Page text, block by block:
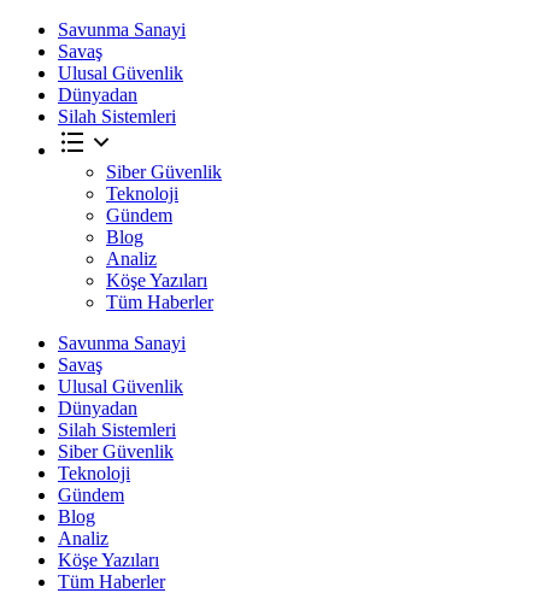
Savunma Sanayi
Savaş
Ulusal Güvenlik
Dünyadan
Silah Sistemleri
Siber Güvenlik
Teknoloji
Gündem
Blog
Analiz
Köşe Yazıları
Tüm Haberler
Savunma Sanayi
Savaş
Ulusal Güvenlik
Dünyadan
Silah Sistemleri
Siber Güvenlik
Teknoloji
Gündem
Blog
Analiz
Köşe Yazıları
Tüm Haberler